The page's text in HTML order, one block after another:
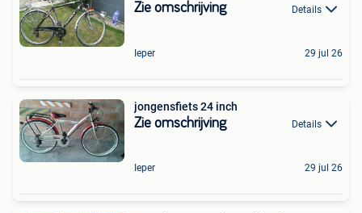
Zie omschrijving Details
Ieper 29 jul 26
jongensfiets 24 inch
Zie omschrijving Details
Ieper 29 jul 26